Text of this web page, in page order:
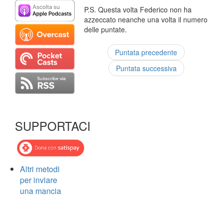
SUPPORTACI
Altri metodi
per inviare
una mancia
P.S. Questa volta Federico non ha
azzeccato neanche una volta il numero
delle puntate.
Puntata precedente
Puntata successiva